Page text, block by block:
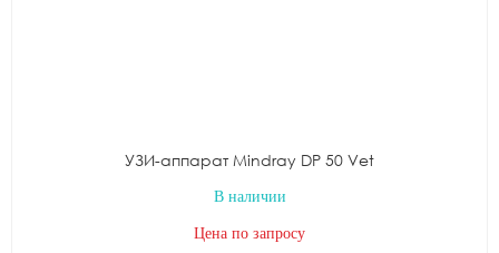
УЗИ-аппарат Mindray DP 50 Vet
В наличии
Цена по запросу